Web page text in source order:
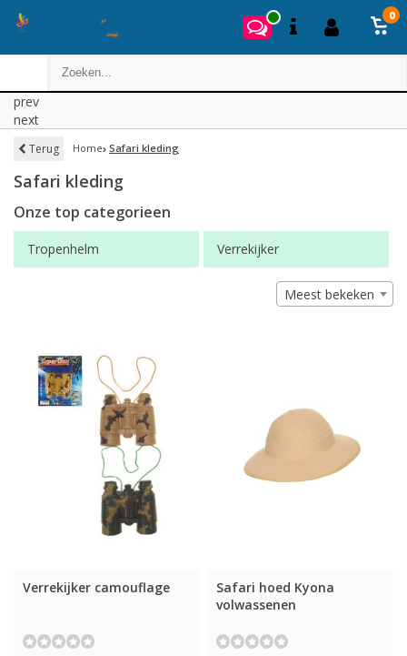
0
prev
next
Terug Home Safari kleding
Safari kleding
Onze top categorieen
Tropenhelm Verrekijker
Meest bekeken
Verrekijker camouflage
Safari hoed Kyona
volwassenen